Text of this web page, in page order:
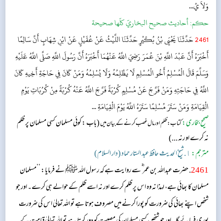
وَلاَ يُ...
حکم:أحاديث صحيح البخاريّ كلّها صحيحة
2461حَدَّثَنَا يَحْيَى بْنُ بُكَيْرٍ حَدَّثَنَا اللَّيْثُ عَنْ عُقَيْلٍ عَنْ ابْنِ شِهَابٍ أَنَّ سَالِمًا
أَخْبَرَهُ أَنَّ عَبْدَ اللَّهِ بْنَ عُمَرَ رَضِيَ اللَّهُ عَنْهُمَا أَخْبَرَهُ أَنَّ رَسُولَ اللَّهِ صَلَّى اللَّهُ عَلَيْهِ
وَسَلَّمَ قَالَ الْمُسْلِمُ أَخُو الْمُسْلِمِ لَا يَظْلِمُهُ وَلَا يُسْلِمُهُ وَمَنْ كَانَ فِي حَاجَةِ أَخِيهِ كَانَ
اللَّهُ فِي حَاجَتِهِ وَمَنْ فَرَّجَ عَنْ مُسْلِمٍ كُرْبَةً فَرَّجَ اللَّهُ عَنْهُ كُرْبَةً مِنْ كُرُبَاتِ يَوْمِ
الْقِيَامَةِ وَمَنْ سَتَرَ مُسْلِمًا سَتَرَهُ اللَّهُ يَوْمَ الْقِيَامَةِ ...
صحیح بخاری:کتاب: ظلم اور مال غصب کرنے کے بیان میں(باب : کوئی مسلمان کسی مسلمان پر ظلم
نہ کرے او رنہ ...)
مترجم: ١. شیخ الحدیث حافظ عبد الستار حماد (دار السلام)
2461. حضرت عبداللہ بن عمر ؓ سے روایت ہے کہ ر سول اللہ ﷺ نے فرمایا: ’’مسلمان
مسلمان کا بھائی ہے، لہذا نہ وہ اس پر ظلم کرے اور نہ اسے ظلم کے حوالے ہی کرے۔ اور جو
شخص اپنے بھائی کی ضرورت کو پورا کرنے میں مصروف ہوتا ہے تو اللہ تعالیٰ اس کی ضرورت